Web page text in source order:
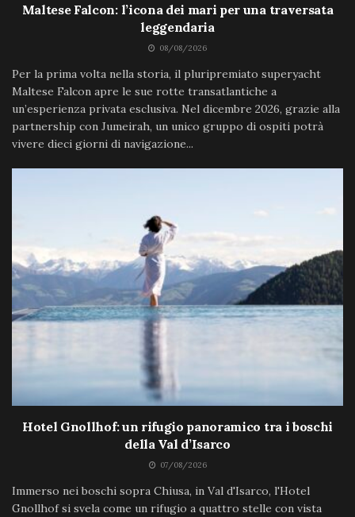
Maltese Falcon: l’icona dei mari per una traversata
leggendaria
08/08/2026
Per la prima volta nella storia, il pluripremiato superyacht
Maltese Falcon apre le sue rotte transatlantiche a
un’esperienza privata esclusiva. Nel dicembre 2026, grazie alla
partnership con Jumeirah, un unico gruppo di ospiti potrà
vivere dieci giorni di navigazione...
Hotel Gnollhof: un rifugio panoramico tra i boschi
della Val d’Isarco
07/08/2026
Immerso nei boschi sopra Chiusa, in Val d'Isarco, l'Hotel
Gnollhof si svela come un rifugio a quattro stelle con vista